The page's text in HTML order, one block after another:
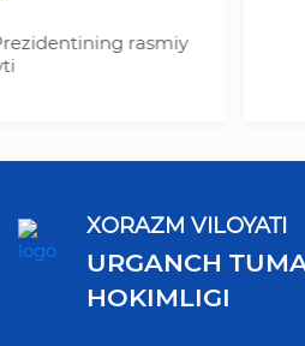
rasmiy
XORAZM VILOYATI
URGANCH
HOKIMLIGI